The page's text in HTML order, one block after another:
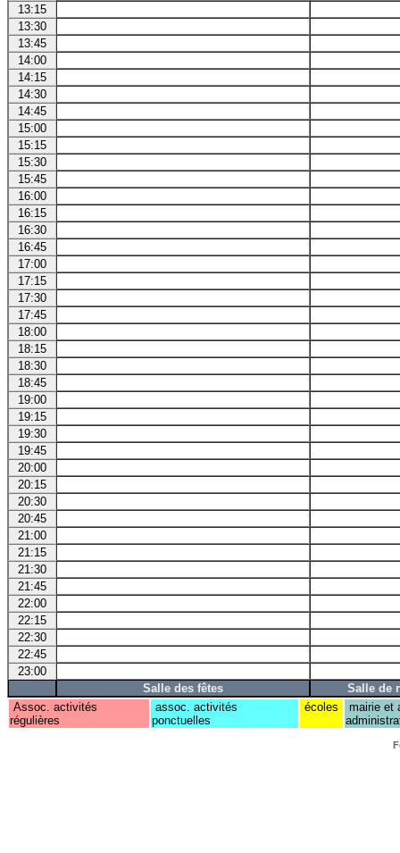
13:15
13:30
13:45
14:00
14:15
14:30
14:45
15:00
15:15
15:30
15:45
16:00
16:15
16:30
16:45
17:00
17:15
17:30
17:45
18:00
18:15
18:30
18:45
19:00
19:15
19:30
19:45
20:00
20:15
20:30
20:45
21:00
21:15
21:30
21:45
22:00
22:15
22:30
22:45
23:00
Salle des fêtes
Salle de
Assoc. activités
régulières
assoc. activités
ponctuelles
écoles
mairie et